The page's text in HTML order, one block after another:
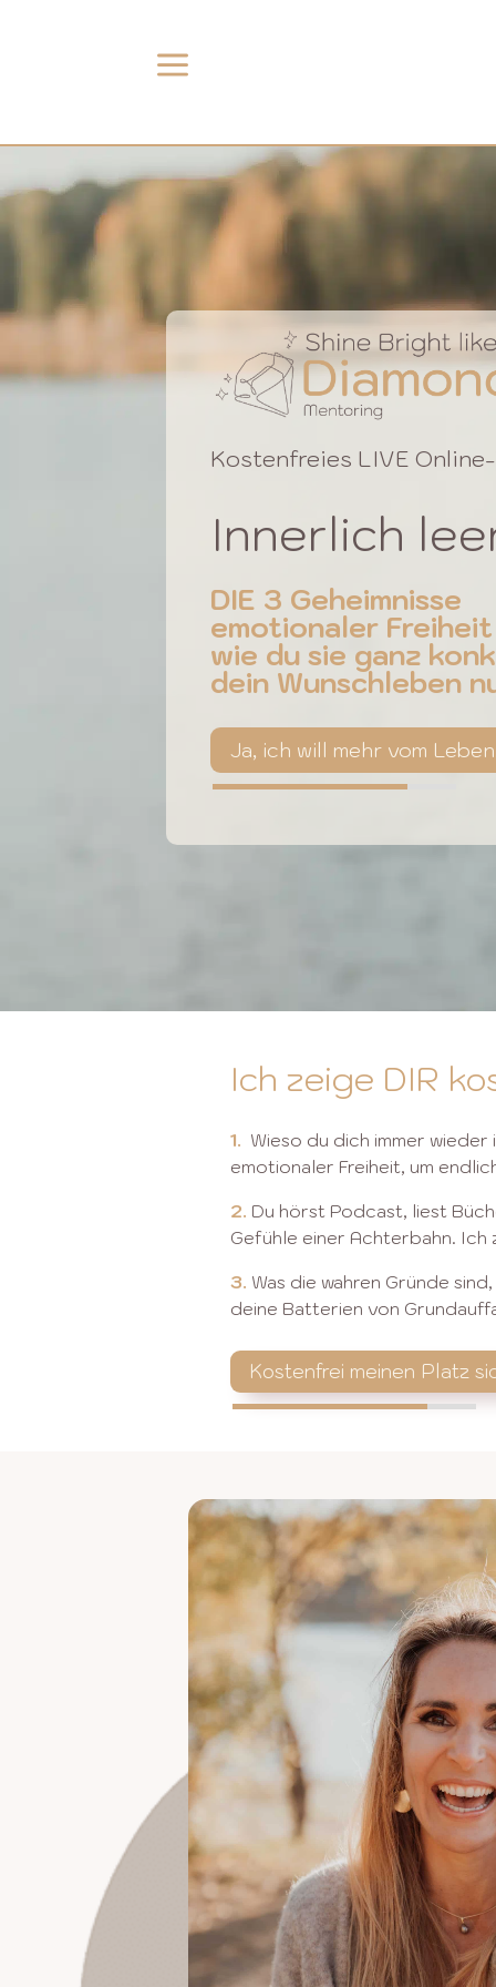
a
Kostenfreies LIVE
Innerlich
DIE 3 Geheimnisse
emotionaler
wie du sie ganz
dein Wunschleben
Ja, ich will mehr vom
80%
80%
Ich zeige DIR
1. Wieso du dich immer
emotionaler Freiheit, um
2. Du hörst Podcast, liest
Gefühle einer Achterbahn. Ich
3. Was die wahren Gründe
deine Batterien von
Kostenfrei meinen Platz